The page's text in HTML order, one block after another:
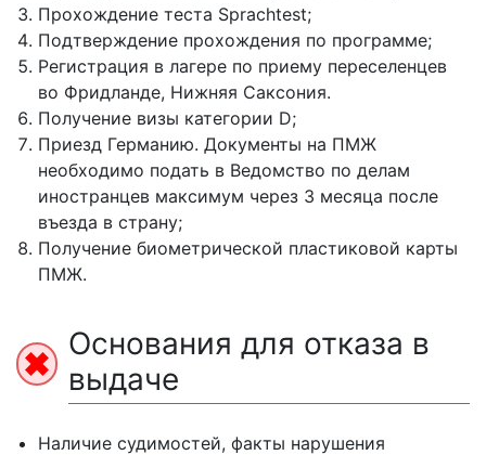
Прохождение теста Sprachtest;
Подтверждение прохождения по программе;
Регистрация в лагере по приему переселенцев
во Фридланде, Нижняя Саксония.
Получение визы категории D;
Приезд Германию. Документы на ПМЖ
необходимо подать в Ведомство по делам
иностранцев максимум через 3 месяца после
въезда в страну;
Получение биометрической пластиковой карты
ПМЖ.
Основания для отказа в
выдаче
Наличие судимостей, факты нарушения